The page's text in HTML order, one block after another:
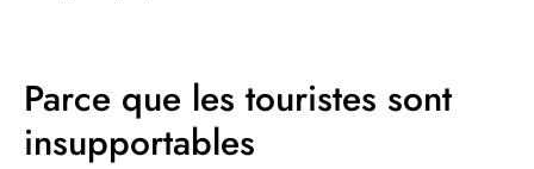
Parce que les touristes sont
insupportables